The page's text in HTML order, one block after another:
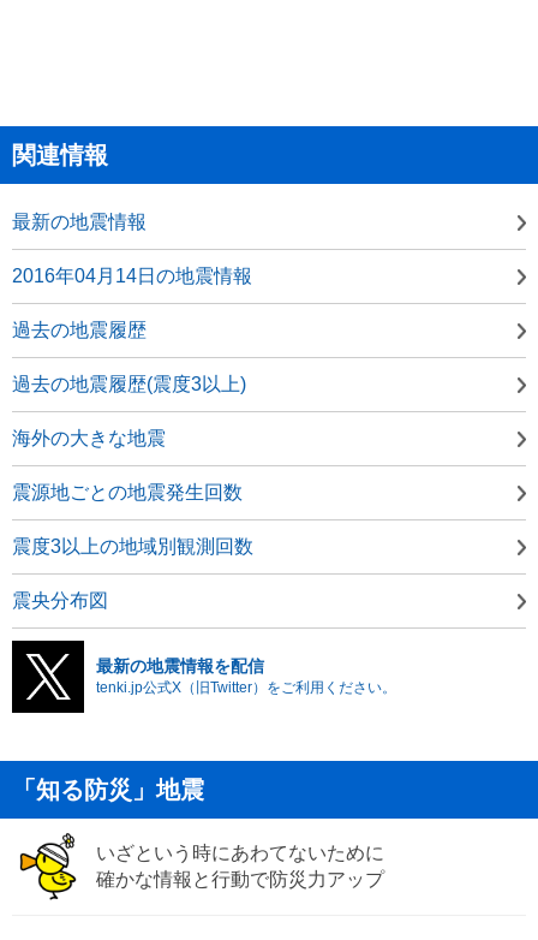
関連情報
最新の地震情報
2016年04月14日の地震情報
過去の地震履歴
過去の地震履歴(震度3以上)
海外の大きな地震
震源地ごとの地震発生回数
震度3以上の地域別観測回数
震央分布図
最新の地震情報を配信
tenki.jp公式X（旧Twitter）をご利用ください。
「知る防災」地震
いざという時にあわてないために
確かな情報と行動で防災力アップ